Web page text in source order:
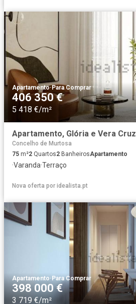
Apartamento·Para Comprar
406 350 €
5 418 €/m²
Apartamento, Glória e Vera Cruz
Concelho de Murtosa
75 m²2 Quartos2 BanheirosApartamento
·Varanda·Terraço
Nova oferta por idealista.pt
Apartamento· Para Comprar
398 000 €
3 719 €/m²